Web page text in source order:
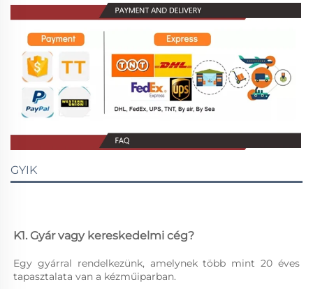
GYIK
K1. Gyár vagy kereskedelmi cég?
Egy gyárral rendelkezünk, amelynek több mint 20 éves
tapasztalata van a kézműiparban.